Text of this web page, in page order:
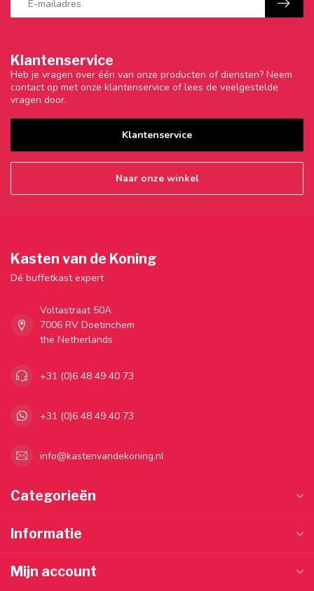
Klantenservice
Heb je vragen over één van onze producten of diensten? Neem
contact op met onze klantenservice of lees de veelgestelde
vragen door.
Klantenservice
Naar onze winkel
Kasten van de Koning
Dé buffetkast expert
Voltastraat 50A
7006 RV Doetinchem
the Netherlands
+31 (0)6 48 49 40 73
+31 (0)6 48 49 40 73
info@kastenvandekoning.nl
Categorieën
Informatie
Mijn account